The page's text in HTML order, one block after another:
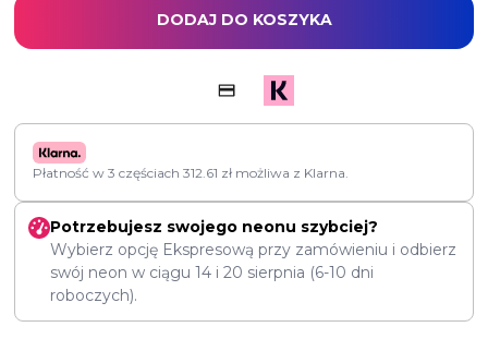
DODAJ DO KOSZYKA
Płatność w 3 częściach 312.61 zł możliwa z Klarna.
Potrzebujesz swojego neonu szybciej?
Wybierz opcję Ekspresową przy zamówieniu i odbierz
swój neon w ciągu 14 i 20 sierpnia (6-10 dni
roboczych).